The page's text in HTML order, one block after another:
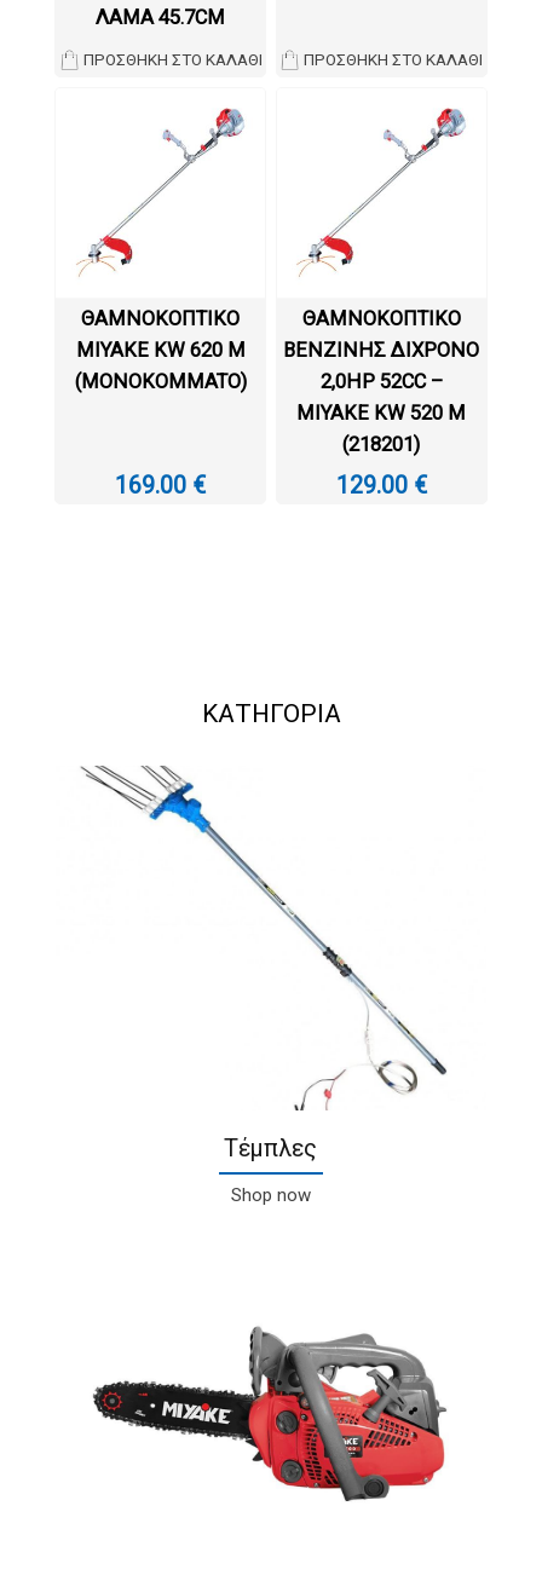
ΛΆΜΑ 45.7CM
ΠΡΟΣΘΉΚΗ ΣΤΟ ΚΑΛΆΘΙ ΠΡΟΣΘΉΚΗ ΣΤΟ ΚΑΛΆΘΙ
ΘΑΜΝΟΚΟΠΤΙΚΟ
MIYAKE KW 620 M
(MONOKOMMATO)
169.00 €
ΘΑΜΝΟΚΟΠΤΙΚΌ
ΒΕΝΖΊΝΗΣ ΔΊΧΡΟΝΟ
2,0HP 52CC –
MIYAKE KW 520 M
(218201)
129.00 €
ΚΑΤΗΓΟΡΙΑ
Τέμπλες
Shop now